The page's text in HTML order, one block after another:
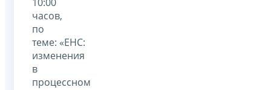
часов,
по
теме: «ЕНС:
изменения
в
процессном